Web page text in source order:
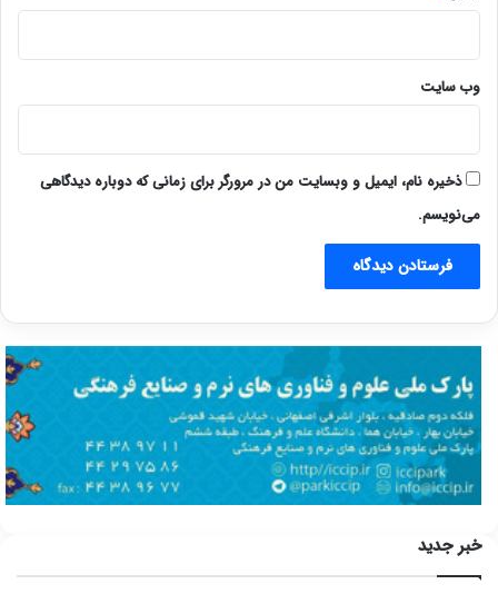
وب‌ سایت
ذخیره نام، ایمیل و وبسایت من در مرورگر برای زمانی که دوباره دیدگاهی
می‌نویسم.
خبر جدید